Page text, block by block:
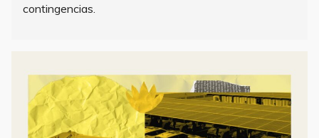
contingencias.